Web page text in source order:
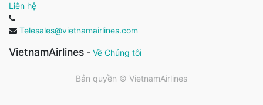
Liên hệ
Telesales@vietnamairlines.com
VietnamAirlines - Về Chúng tôi
Bản quyền © VietnamAirlines